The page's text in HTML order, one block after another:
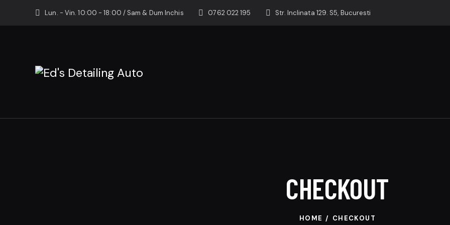
Lun. - Vin. 10:00 - 18:00 / Sam & Dum Inchis 0762 022 195 Str. Inclinata 129. S5, Bucuresti
CHECKOUT
HOME CHECKOUT